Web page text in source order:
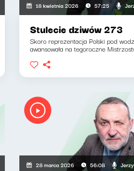
18 kwietnia 2026 57:25
Stulecie dziwów 273
Skoro reprezentacja Polski pod
awansowała na tegoroczne
28 marca 2026 56:08